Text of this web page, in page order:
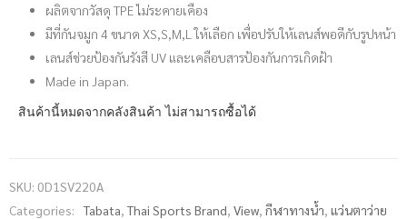
ผลิตจากวัสดุ TPE ไม่ระคายเคือง
มีที่กันจมูก 4 ขนาด XS,S,M,L ให้เลือก เพื่อปรับให้เลนส์พอดีกับรูปหน้า
เลนส์ช่วยป้องกันรังสี UV และเคลือบสารป้องกันการเกิดฝ้า
Made in Japan.
สินค้านี้หมดจากคลังสินค้า ไม่สามารถซื้อได้
SKU: 0D1SV220A
Categories:
Tabata,Thai Sports Brand, View, กีฬาทางน้ำ, แว่นตาว่าย